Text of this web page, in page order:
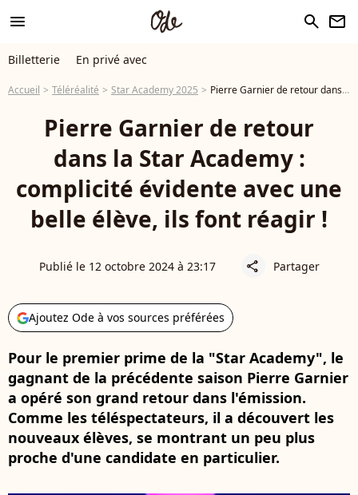
menu search newsletter
Billetterie En privé avec
Accueil Téléréalité Star Academy 2025 Pierre Garnier de retour dans la Star Academy : complicité évidente avec une belle élève, ils font réagir !
Pierre Garnier de retour
dans la Star Academy :
complicité évidente avec une
belle élève, ils font réagir !
Publié le 12 octobre 2024 à 23:17 share Partager
Ajoutez Ode à vos sources préférées
Pour le premier prime de la "Star Academy", le
gagnant de la précédente saison Pierre Garnier
a opéré son grand retour dans l'émission.
Comme les téléspectateurs, il a découvert les
nouveaux élèves, se montrant un peu plus
proche d'une candidate en particulier.